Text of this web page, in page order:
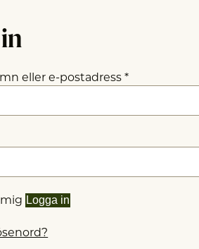
eller e-postadress*
Logga in